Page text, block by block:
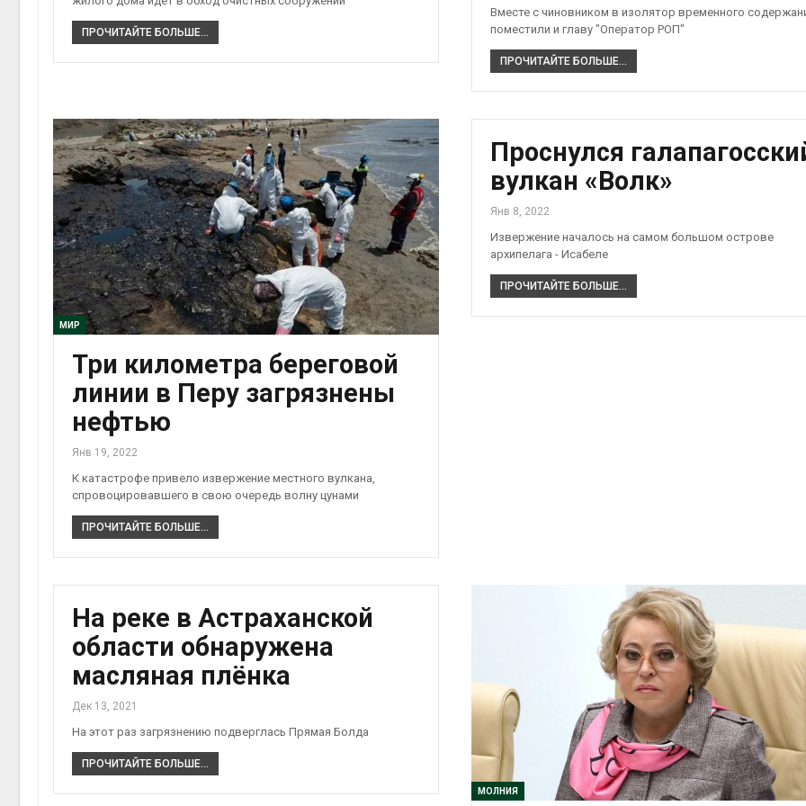
ПРОЧИТАЙТЕ БОЛЬШЕ...
Вместе с чиновником в изолятор временного
поместили и главу "Оператор РОП"
ПРОЧИТАЙТЕ БОЛЬШЕ...
МИР
Три километра береговой
линии в Перу загрязнены
нефтью
Янв 19, 2022
К катастрофе привело извержение местного вулкана,
спровоцировавшего в свою очередь волну цунами
ПРОЧИТАЙТЕ БОЛЬШЕ...
Проснулся
вулкан «Волк»
Янв 8, 2022
Извержение началось на самом большом острове
архипелага - Исабеле
ПРОЧИТАЙТЕ БОЛЬШЕ...
На реке в Астраханской
области обнаружена
масляная плёнка
Дек 13, 2021
На этот раз загрязнению подверглась Прямая Болда
ПРОЧИТАЙТЕ БОЛЬШЕ...
МОЛНИЯ